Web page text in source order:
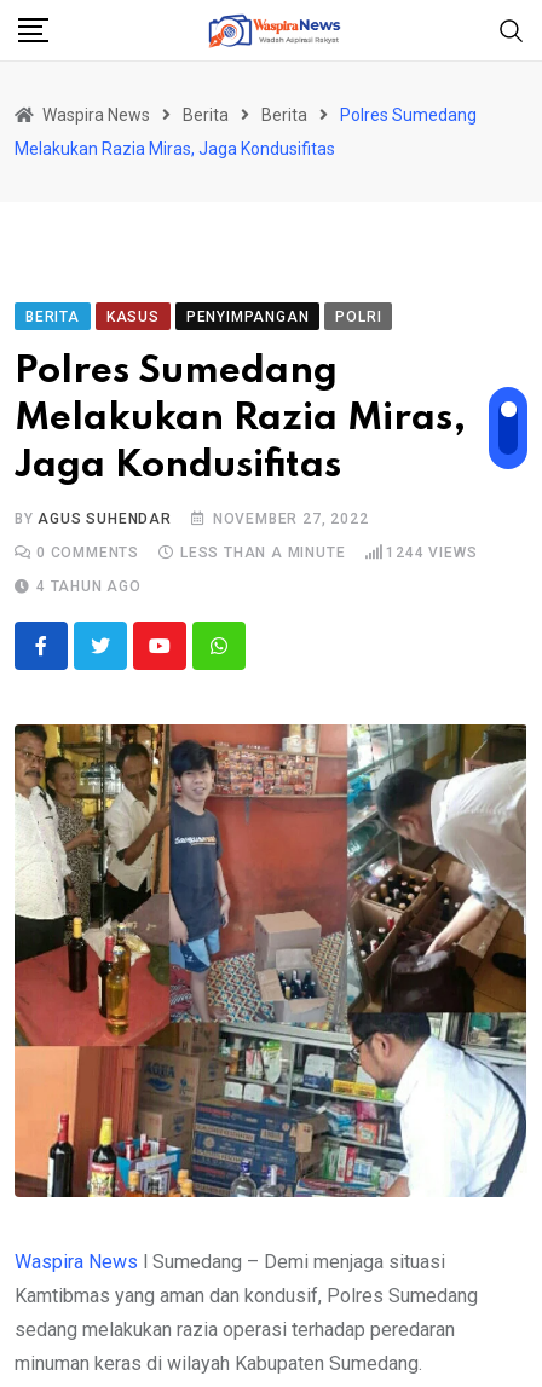
Skip
Waspira News Berita Berita
Polres Sumedang
Melakukan Razia Miras, Jaga Kondusifitas
BERITA KASUS PENYIMPANGAN POLRI
Polres Sumedang
Melakukan Razia Miras,
Jaga Kondusifitas
BYAGUS SUHENDAR
NOVEMBER 27, 2022
0 COMMENTS LESS THAN A MINUTE 1244 VIEWS
4 TAHUN AGO
YoutubeWhatsapp
Waspira News l Sumedang – Demi menjaga situasi
Kamtibmas yang aman dan kondusif, Polres Sumedang
sedang melakukan razia operasi terhadap peredaran
minuman keras di wilayah Kabupaten Sumedang.